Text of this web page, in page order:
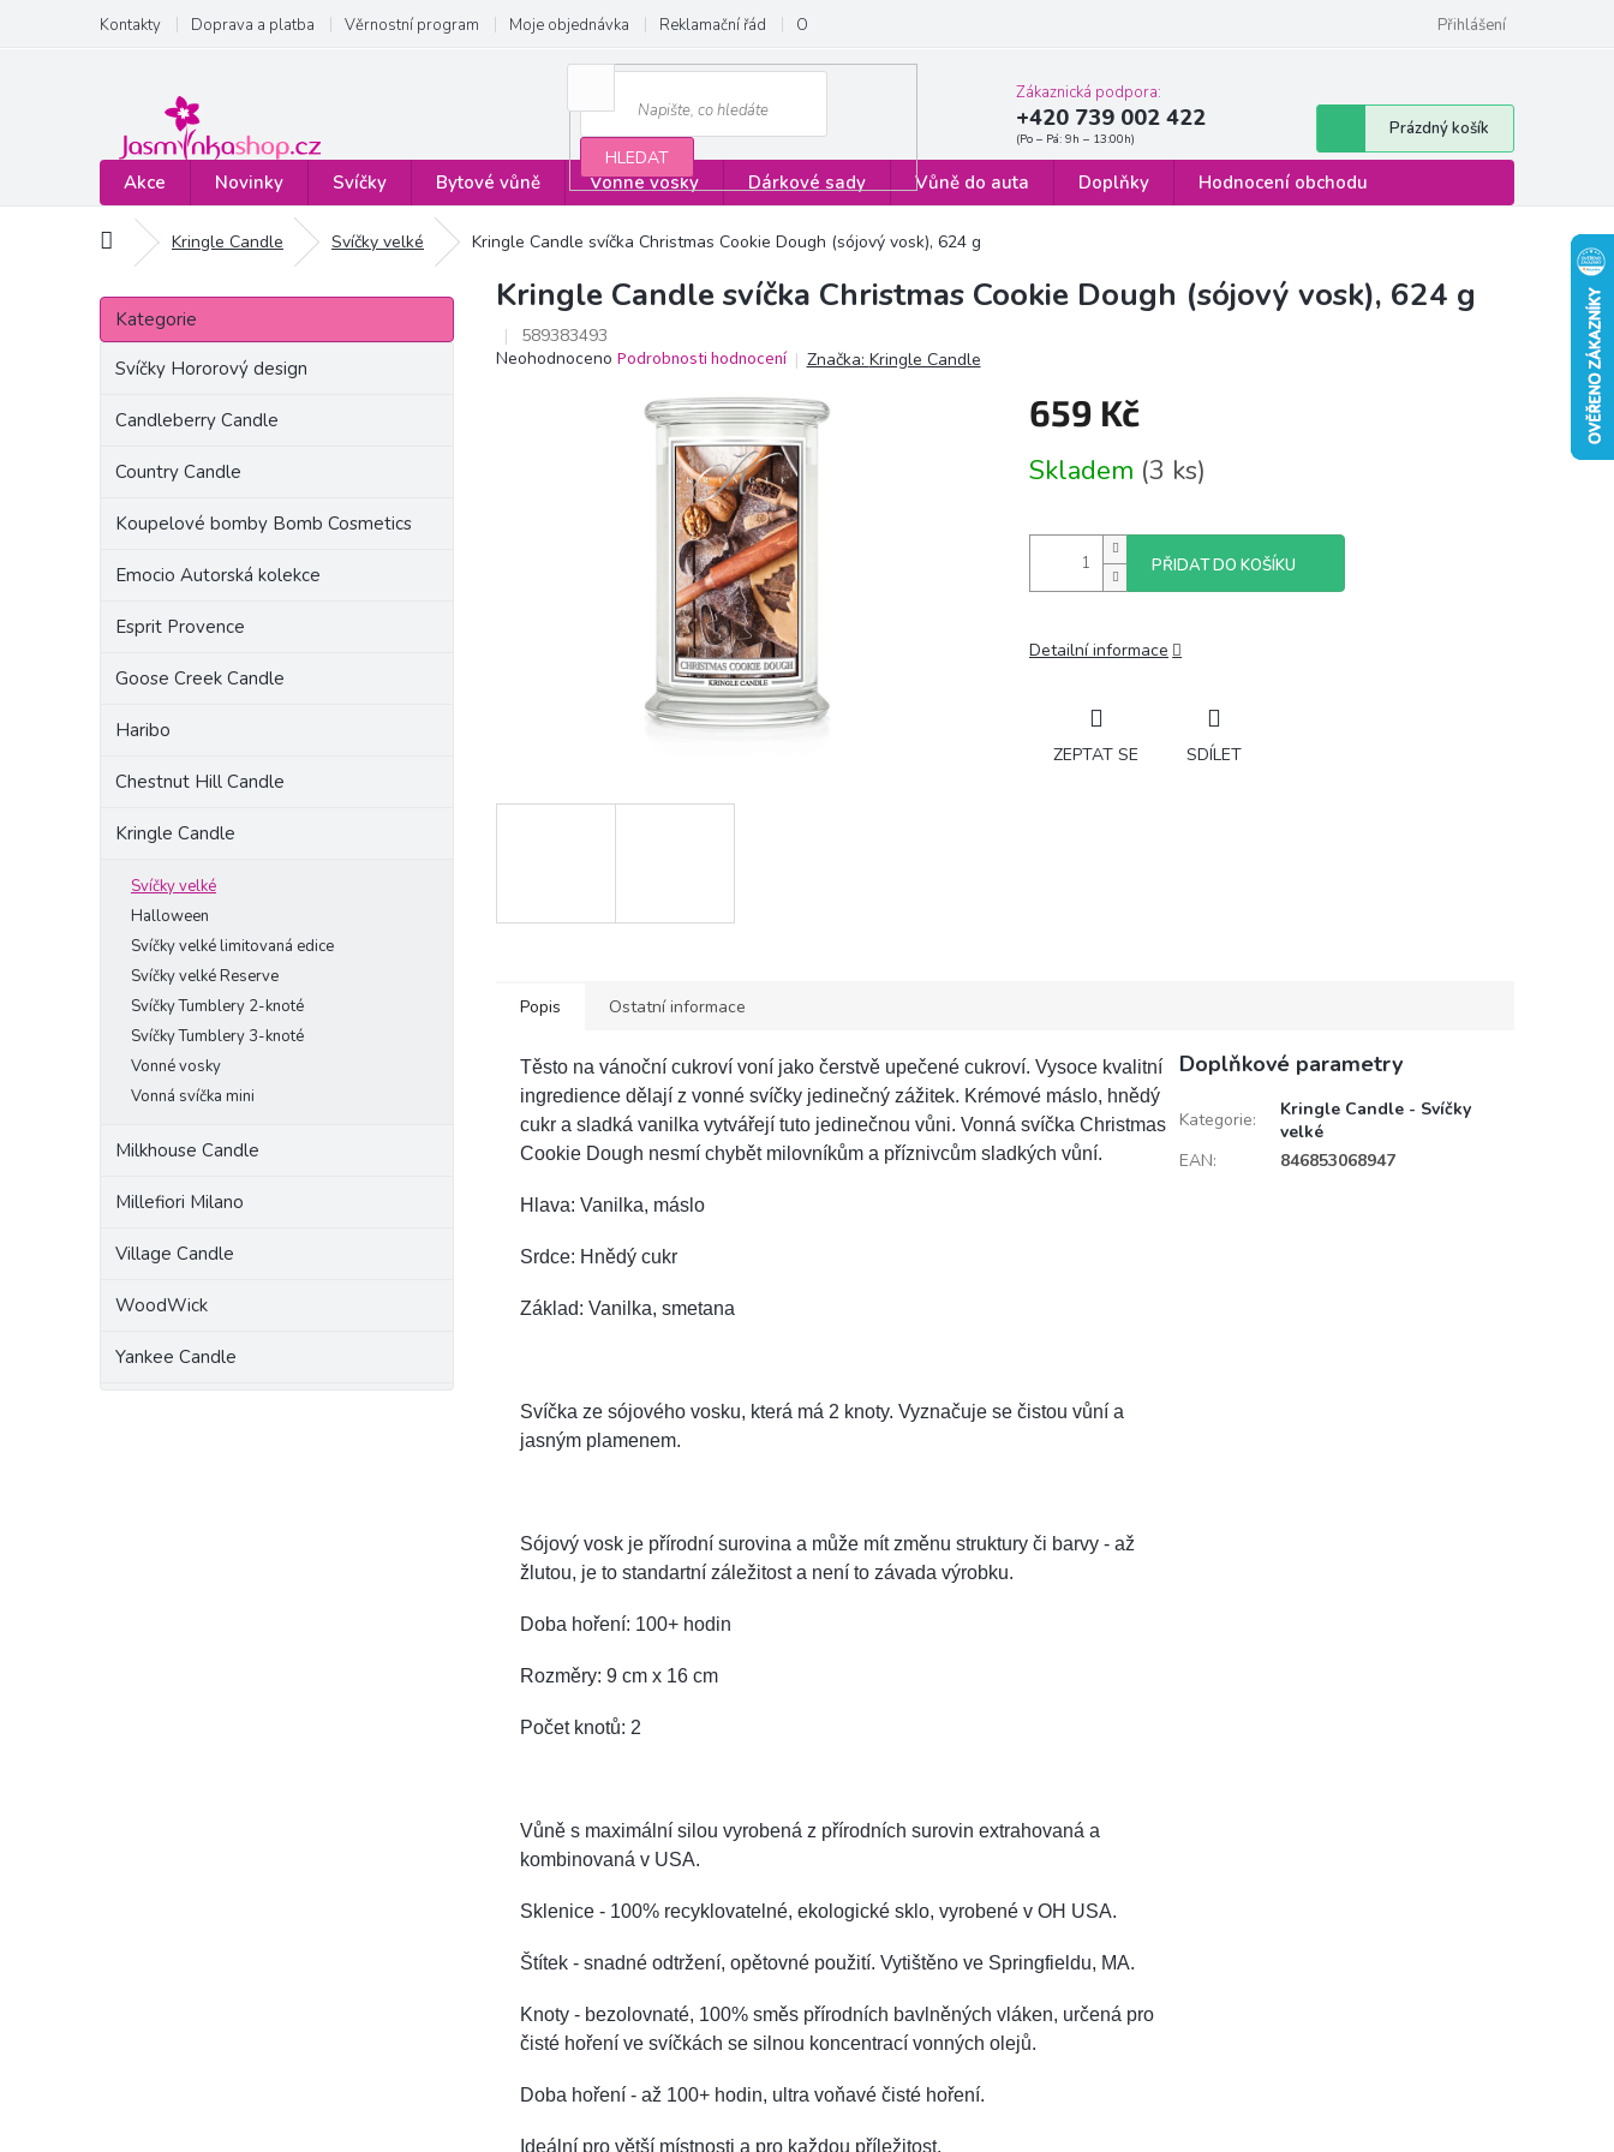
obsah
Kontakty Doprava a platba Věrnostní program Moje objednávka Reklamační řád Obchodní podmínky Formulář pro odstoupení od smlouvy
Přihlášení
HLEDAT
Zákaznická podpora:
+420 739 002 422
Nákupní
košík
Prázdný košík
Akce Novinky Svíčky Bytové vůně Vonné vosky Dárkové sady Vůně do auta Doplňky Hodnocení obchodu
Domů Kringle Candle Svíčky velké Kringle Candle svíčka Christmas Cookie Dough (sójový vosk), 624 g
P
s
Přeskočit
kategorie
Kategorie
Svíčky Hororový design
Candleberry Candle
Country Candle
Koupelové bomby Bomb Cosmetics
Emocio Autorská kolekce
Esprit Provence
Goose Creek Candle
Haribo
Chestnut Hill Candle
Kringle Candle
Svíčky velké
Halloween
Svíčky velké limitovaná edice
Svíčky velké Reserve
Svíčky Tumblery 2-knoté
Svíčky Tumblery 3-knoté
Vonné vosky
Vonná svíčka mini
Milkhouse Candle
Millefiori Milano
Village Candle
WoodWick
Yankee Candle
Kringle Candle svíčka Christmas Cookie Dough (sójový vosk), 624 g
589383493
Průměrné
Neohodnoceno Podrobnosti hodnocení Značka: Kringle Candle
659 Kč
cena:
Skladem (3 ks)
PŘIDAT DO KOŠÍKU
Detailní informace
ZEPTAT SE SDÍLET
Popis Ostatní informace
Těsto na vánoční cukroví voní jako čerstvě upečené cukroví. Vysoce kvalitní
ingredience dělají z vonné svíčky jedinečný zážitek. Krémové máslo, hnědý
cukr a sladká vanilka vytvářejí tuto jedinečnou vůni. Vonná svíčka Christmas
Cookie Dough nesmí chybět milovníkům a příznivcům sladkých vůní.
Hlava: Vanilka, máslo
Srdce: Hnědý cukr
Základ: Vanilka, smetana
Svíčka ze sójového vosku, která má 2 knoty. Vyznačuje se čistou vůní a
jasným plamenem.
Sójový vosk je přírodní surovina a může mít změnu struktury či barvy - až
žlutou, je to standartní záležitost a není to závada výrobku.
Doba hoření: 100+ hodin
Rozměry: 9 cm x 16 cm
Počet knotů: 2
Vůně s maximální silou vyrobená z přírodních surovin extrahovaná a
kombinovaná v USA.
Sklenice - 100% recyklovatelné, ekologické sklo, vyrobené v OH USA.
Štítek - snadné odtržení, opětovné použití. Vytištěno ve Springfieldu, MA.
Knoty - bezolovnaté, 100% směs přírodních bavlněných vláken, určená pro
čisté hoření ve svíčkách se silnou koncentrací vonných olejů.
Doba hoření - až 100+ hodin, ultra voňavé čisté hoření.
Ideální pro větší místnosti a pro každou příležitost.
Doplňkové parametry
Kategorie:
Kringle Candle - Svíčky
velké
EAN: 846853068947